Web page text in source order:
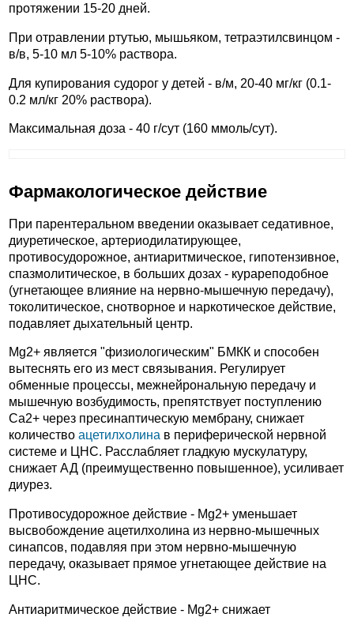
протяжении 15-20 дней.
При отравлении ртутью, мышьяком, тетраэтилсвинцом -
в/в, 5-10 мл 5-10% раствора.
Для купирования судорог у детей - в/м, 20-40 мг/кг (0.1-
0.2 мл/кг 20% раствора).
Максимальная доза - 40 г/сут (160 ммоль/сут).
Фармакологическое действие
При парентеральном введении оказывает седативное,
диуретическое, артериодилатирующее,
противосудорожное, антиаритмическое, гипотензивное,
спазмолитическое, в больших дозах - курареподобное
(угнетающее влияние на нервно-мышечную передачу),
токолитическое, снотворное и наркотическое действие,
подавляет дыхательный центр.
Mg2+ является "физиологическим" БМКК и способен
вытеснять его из мест связывания. Регулирует
обменные процессы, межнейрональную передачу и
мышечную возбудимость, препятствует поступлению
Ca2+ через пресинаптическую мембрану, снижает
количество ацетилхолина в периферической нервной
системе и ЦНС. Расслабляет гладкую мускулатуру,
снижает АД (преимущественно повышенное), усиливает
диурез.
Противосудорожное действие - Mg2+ уменьшает
высвобождение ацетилхолина из нервно-мышечных
синапсов, подавляя при этом нервно-мышечную
передачу, оказывает прямое угнетающее действие на
ЦНС.
Антиаритмическое действие - Mg2+ снижает